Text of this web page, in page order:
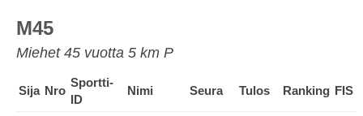
M45
Miehet 45 vuotta 5 km P
Sija Nro
Sportti-
ID
Nimi Seura Tulos Ranking FIS